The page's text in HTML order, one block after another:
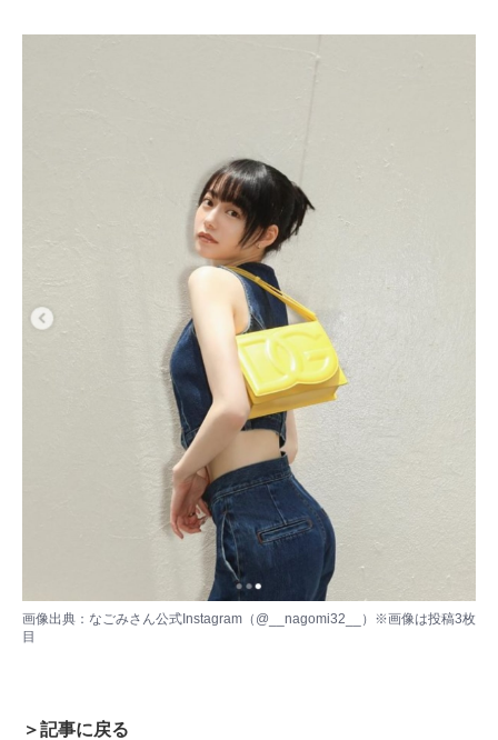
画像出典： なごみさん公式Instagram（@__nagomi32__） ※画像は投稿3枚
目
＞記事に戻る